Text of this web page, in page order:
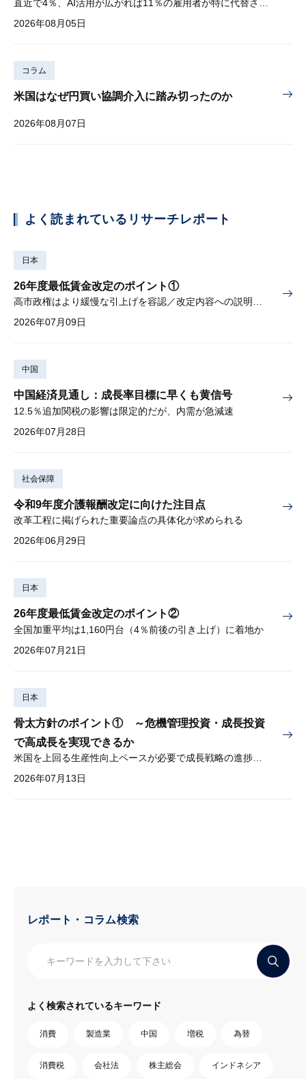
2026年08月05日
コラム
米国はなぜ円買い協調介入に踏み切ったのか
2026年08月07日
よく読まれているリサーチレポート
日本
26年度最低賃金改定のポイント①
高市政権はより緩慢な引上げを容認／改定内容への説明責任が焦点
2026年07月09日
中国
中国経済見通し：成長率目標に早くも黄信号
12.5％追加関税の影響は限定的だが、内需が急減速
2026年07月28日
社会保障
令和9年度介護報酬改定に向けた注目点
改革工程に掲げられた重要論点の具体化が求められる
2026年06月29日
日本
26年度最低賃金改定のポイント②
全国加重平均は1,160円台（4％前後の引き上げ）に着地か
2026年07月21日
日本
骨太方針のポイント① ～危機管理投資・成長投資
で高成長を実現できるか
米国を上回る生産性向上ペースが必要で成長戦略の進捗管理も課題
2026年07月13日
レポート・コラム検索
よく検索されているキーワード
消費 製造業 中国 増税 為替
消費税 会社法 株主総会 インドネシア